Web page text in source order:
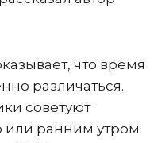
что время
различаться.
советуют
или ранним утром.